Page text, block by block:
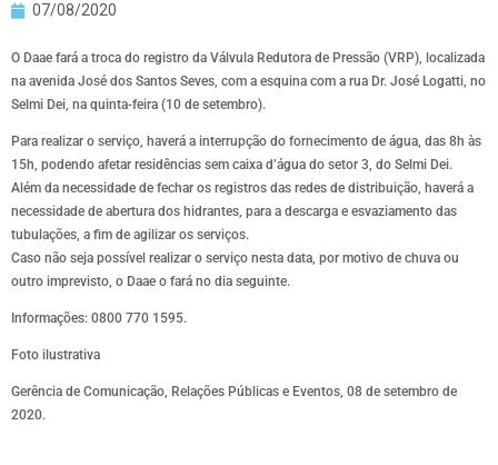
07/08/2020
O Daae fará a troca do registro da Válvula Redutora de Pressão (VRP), localizada
na avenida José dos Santos Seves, com a esquina com a rua Dr. José Logatti, no
Selmi Dei, na quinta-feira (10 de setembro).
Para realizar o serviço, haverá a interrupção do fornecimento de água, das 8h às
15h, podendo afetar residências sem caixa d’água do setor 3, do Selmi Dei.
Além da necessidade de fechar os registros das redes de distribuição, haverá a
necessidade de abertura dos hidrantes, para a descarga e esvaziamento das
tubulações, a fim de agilizar os serviços.
Caso não seja possível realizar o serviço nesta data, por motivo de chuva ou
outro imprevisto, o Daae o fará no dia seguinte.
Informações: 0800 770 1595.
Foto ilustrativa
Gerência de Comunicação, Relações Públicas e Eventos, 08 de setembro de
2020.